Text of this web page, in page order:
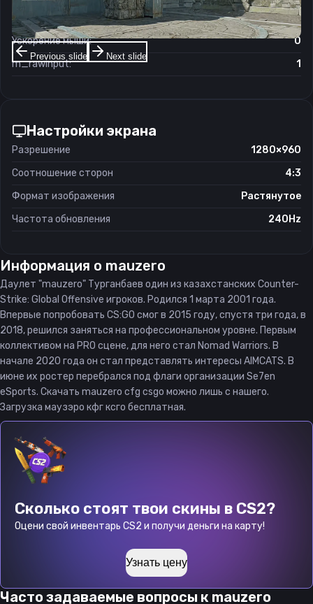
Previous slide Next slide
Чувствительность мыши в Windows:
6/11
Ускорение мыши:
0
m_rawinput:
1
Настройки экрана
Разрешение
1280×960
Соотношение сторон
4:3
Формат изображения
Растянутое
Частота обновления
240Hz
Информация о mauzero
Даулет "mauzero" Турганбаев один из казахстанских Counter-
Strike: Global Offensive игроков. Родился 1 марта 2001 года.
Впервые попробовать CS:GO смог в 2015 году, спустя три года, в
2018, решился заняться на профессиональном уровне. Первым
коллективом на PRO сцене, для него стал Nomad Warriors. В
начале 2020 года он стал представлять интересы AIMCATS. В
июне их ростер перебрался под флаги организации Se7en
eSports. Скачать mauzero cfg csgo можно лишь с нашего.
Загрузка маузэро кфг ксго бесплатная.
Сколько стоят твои скины в CS2?
Оцени свой инвентарь CS2 и получи деньги на карту!
Узнать цену
Часто задаваемые вопросы к mauzero